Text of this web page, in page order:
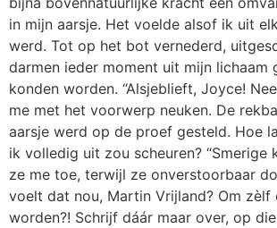
in mijn aarsje. Het voelde alsof ik uit
werd. Tot op het bot vernederd,
darmen ieder moment uit mijn lichaam
konden worden. “Alsjeblieft, Joyce!
me met het voorwerp neuken. De
aarsje werd op de proef gesteld. Hoe
ik volledig uit zou scheuren? “Smerige
ze me toe, terwijl ze onverstoorbaar
voelt dat nou, Martin Vrijland? Om zèlf
worden?! Schrijf dáár maar over, op